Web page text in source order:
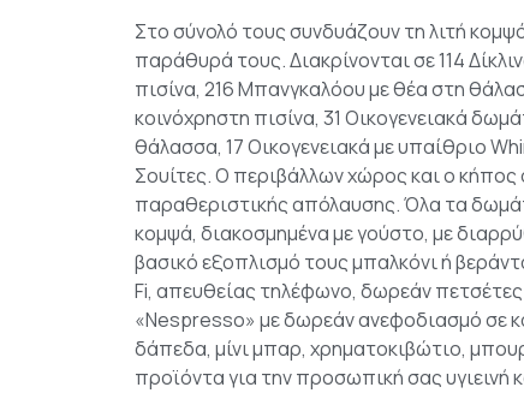
Στο σύνολό τους συνδυάζουν τη λιτή
παράθυρά τους. Διακρίνονται σε 114
πισίνα, 216 Μπανγκαλόου με θέα στη
κοινόχρηστη πισίνα, 31 Οικογενειακά
θάλασσα, 17 Οικογενειακά με υπαίθριο
Σουίτες. Ο περιβάλλων χώρος και ο
παραθεριστικής απόλαυσης. Όλα τα
κομψά, διακοσμημένα με γούστο, με
βασικό εξοπλισμό τους μπαλκόνι ή
Fi, απευθείας τηλέφωνο, δωρεάν
«Nespresso» με δωρεάν ανεφοδιασμό σε
δάπεδα, μίνι μπαρ, χρηματοκιβώτιο,
προϊόντα για την προσωπική σας υγιεινή